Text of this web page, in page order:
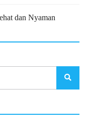
dan Nyaman